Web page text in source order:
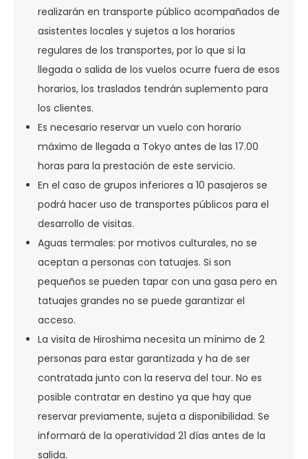
realizarán en transporte público acompañados de
asistentes locales y sujetos a los horarios
regulares de los transportes, por lo que si la
llegada o salida de los vuelos ocurre fuera de esos
horarios, los traslados tendrán suplemento para
los clientes.
Es necesario reservar un vuelo con horario
máximo de llegada a Tokyo antes de las 17.00
horas para la prestación de este servicio.
En el caso de grupos inferiores a 10 pasajeros se
podrá hacer uso de transportes públicos para el
desarrollo de visitas.
Aguas termales: por motivos culturales, no se
aceptan a personas con tatuajes. Si son
pequeños se pueden tapar con una gasa pero en
tatuajes grandes no se puede garantizar el
acceso.
La visita de Hiroshima necesita un mínimo de 2
personas para estar garantizada y ha de ser
contratada junto con la reserva del tour. No es
posible contratar en destino ya que hay que
reservar previamente, sujeta a disponibilidad. Se
informará de la operatividad 21 días antes de la
salida.